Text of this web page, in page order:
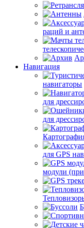
раций и
Навигация
навигаторы
для
для
для GPS
модули